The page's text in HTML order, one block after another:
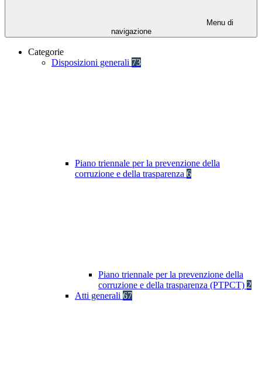
Menu di
navigazione
Categorie
Disposizioni generali 73
Piano triennale per la prevenzione della
corruzione e della trasparenza 6
Piano triennale per la prevenzione della
corruzione e della trasparenza (PTPCT) 2
Atti generali 67